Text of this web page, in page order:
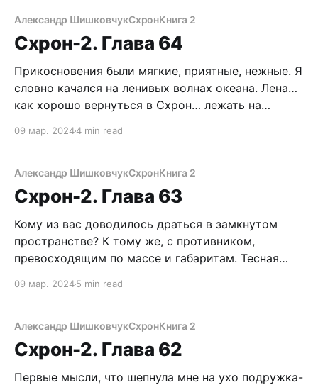
узнанным в такой толпе. Кстати, таксист оказался
тот
Александр ШишковчукСхронКнига 2
Схрон-2. Глава 64
Прикосновения были мягкие, приятные, нежные. Я
словно качался на ленивых волнах океана. Лена…
как хорошо вернуться в Схрон… лежать на
ведь должен спасти Вована! По кусочкам начали
рыбзавод, Таня… потом я переоделся в пендоса…
а потом. Бля, да меня
09 мар. 20244 min read
Александр ШишковчукСхронКнига 2
Схрон-2. Глава 63
Кому из вас доводилось драться в замкнутом
пространстве? К тому же, с противником,
превосходящим по массе и габаритам. Тесная
Даже с вертухи не ушатать агрессивного
решение. Опрокинулся на спину и ногами
перекинул через себя массивное тело. Бугай,
ожидавший,
09 мар. 20245 min read
Александр ШишковчукСхронКнига 2
Схрон-2. Глава 62
Первые мысли, что шепнула мне на ухо подружка-